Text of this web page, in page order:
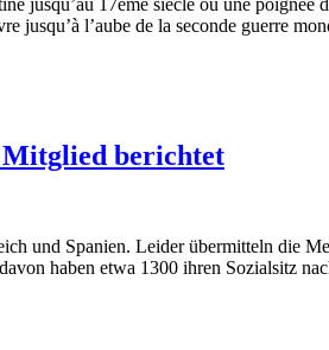
jusqu’à l’aube de la seconde guerre
Mitglied berichtet
und Spanien. Leider übermitteln die
haben etwa 1300 ihren Sozialsitz